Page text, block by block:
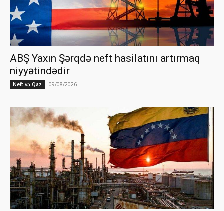
ABŞ Yaxın Şərqdə neft hasilatını artırmaq
niyyətindədir
Neft və Qaz 09/08/2026